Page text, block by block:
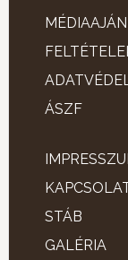
ÁSZF
STÁB
GALÉRIA